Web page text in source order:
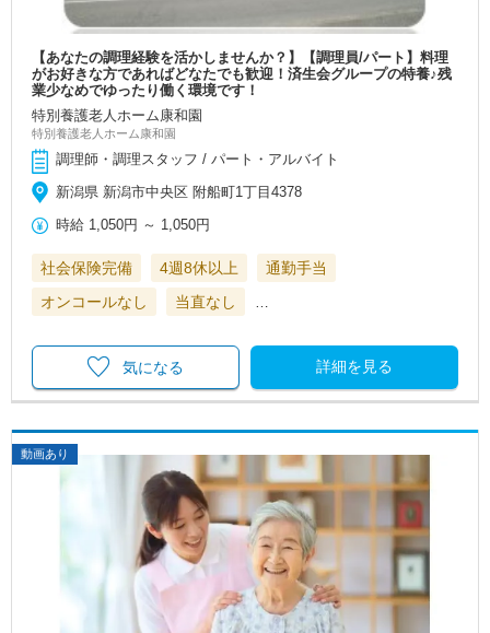
【あなたの調理経験を活かしませんか？】【調理員/パート】料理
がお好きな方であればどなたでも歓迎！済生会グループの特養♪残
業少なめでゆったり働く環境です！
特別養護老人ホーム康和園
特別養護老人ホーム康和園
調理師・調理スタッフ / パート・アルバイト
新潟県 新潟市中央区 附船町1丁目4378
時給 1,050円 ～ 1,050円
社会保険完備 4週8休以上
通勤手当
オンコールなし
当直なし …
詳細を見る
気になる
動画あり